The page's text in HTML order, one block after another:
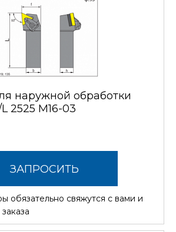
наружной обработки
2525 M16-03
ЗАПРОСИТЬ
СТОИМОСТЬсвяжутся с вами и